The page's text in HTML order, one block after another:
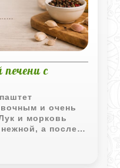
с
и очень
и морковь
а после
держит
ломтиками.